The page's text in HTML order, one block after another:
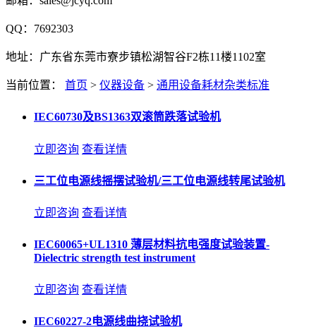
QQ：7692303
地址：广东省东莞市寮步镇松湖智谷F2栋11楼1102室
当前位置： 首页 > 仪器设备 > 通用设备耗材杂类标准
IEC60730及BS1363双滚筒跌落试验机
立即咨询 查看详情
三工位电源线摇摆试验机/三工位电源线转尾试验机
立即咨询 查看详情
IEC60065+UL1310 薄层材料抗电强度试验装置-
Dielectric strength test instrument
立即咨询 查看详情
IEC60227-2电源线曲挠试验机